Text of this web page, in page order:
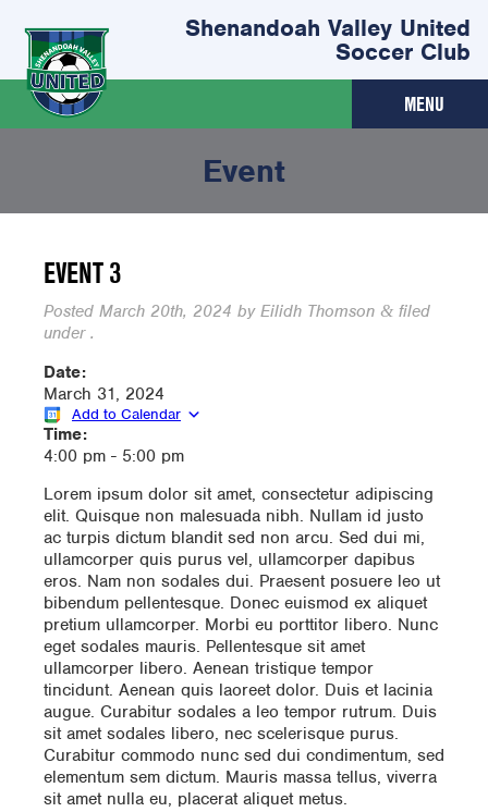
Shenandoah Valley United
Soccer Club
MENU
Event
EVENT 3
Posted March 20th, 2024 by Eilidh Thomson & filed
under .
Date:
March 31, 2024
Add to Calendar
Time:
4:00 pm - 5:00 pm
Lorem ipsum dolor sit amet, consectetur adipiscing
elit. Quisque non malesuada nibh. Nullam id justo
ac turpis dictum blandit sed non arcu. Sed dui mi,
ullamcorper quis purus vel, ullamcorper dapibus
eros. Nam non sodales dui. Praesent posuere leo ut
bibendum pellentesque. Donec euismod ex aliquet
pretium ullamcorper. Morbi eu porttitor libero. Nunc
eget sodales mauris. Pellentesque sit amet
ullamcorper libero. Aenean tristique tempor
tincidunt. Aenean quis laoreet dolor. Duis et lacinia
augue. Curabitur sodales a leo tempor rutrum. Duis
sit amet sodales libero, nec scelerisque purus.
Curabitur commodo nunc sed dui condimentum, sed
elementum sem dictum. Mauris massa tellus, viverra
sit amet nulla eu, placerat aliquet metus.